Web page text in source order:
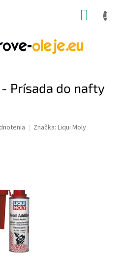
Prísada do nafty
Značka: Liqui Moly